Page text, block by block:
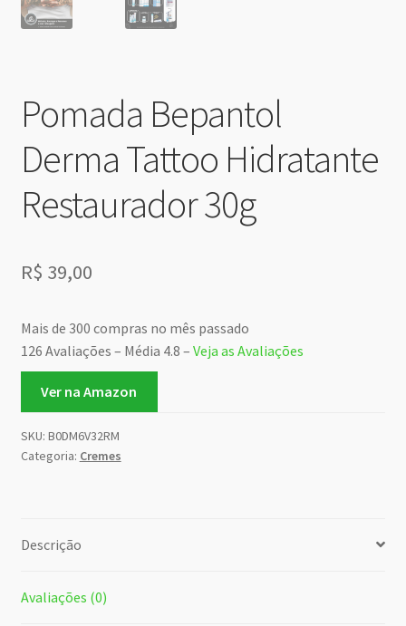
Pomada Bepantol
Derma Tattoo Hidratante
Restaurador 30g
R$ 39,00
Mais de 300 compras no mês passado
126 Avaliações – Média 4.8 – Veja as Avaliações
Ver na Amazon
SKU: B0DM6V32RM
Categoria: Cremes
Descrição
Avaliações (0)